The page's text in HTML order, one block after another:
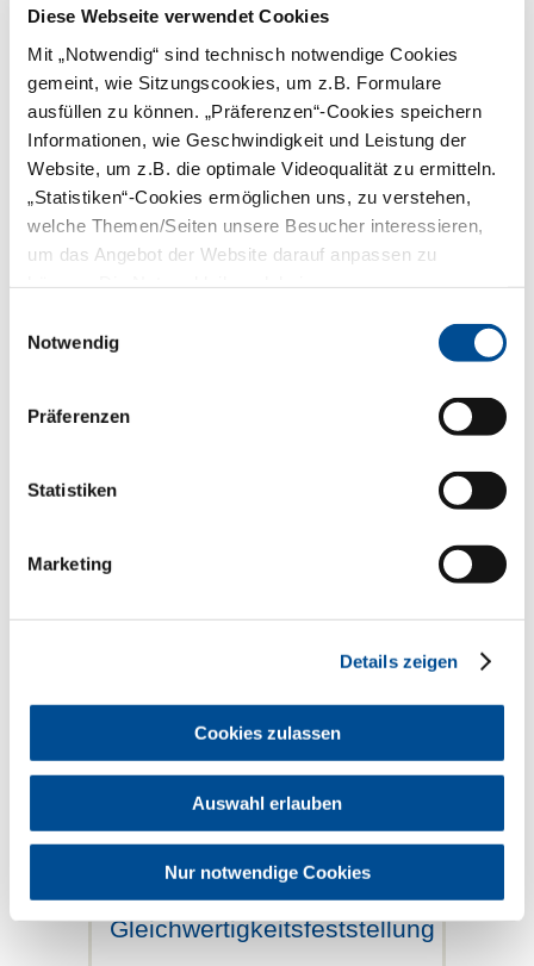
Diese Webseite verwendet Cookies
Mit „Notwendig“ sind technisch notwendige Cookies
gemeint, wie Sitzungscookies, um z.B. Formulare
ausfüllen zu können. „Präferenzen“-Cookies speichern
Informationen, wie Geschwindigkeit und Leistung der
Website, um z.B. die optimale Videoqualität zu ermitteln.
„Statistiken“-Cookies ermöglichen uns, zu verstehen,
welche Themen/Seiten unsere Besucher interessieren,
um das Angebot der Website darauf anpassen zu
Notwendig
Präferenzen
Statistiken
Marketing
Details zeigen
Cookies zulassen
Auswahl erlauben
Nur notwendige Cookies
nachweises
Befähigungsnachweise (z.B.
absolvierte Fortbildungen)
Falls vorhanden: Nachweise zur
Berufserfahrung bzw. -praxis
Website Westfalen-Lippe: Anerkennung
nichtzahnärztlicher Berufsqualifikationen
Prüfungsordnung und
Erwerbsabsicht
Referenzberufes Zahnmedizinische/r
Studienordnung, die zum Zeitpunkt der
der Fächer reicht nicht aus.
erforderlich ist, gilt es einen
Einreisevisums zur Übernahme einer
Kontaktaufnahme mit potenziellen
Alle Übersetzungen müssen
eingereicht werden. Die Bearbeitung
eines Antrags dauert
mindestens vier
. Die Bearbeitungskosten für die
Gleichwertigkeitsfeststellung liegen bei
Ergebnis der
Gleichwertigkeitsfeststellung